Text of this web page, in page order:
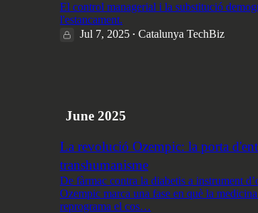
El control managerial i la substitució
l'estancament.
Jul 7, 2025 • Catalunya TechBiz
June 2025
La revolució Ozempic: la porta
transhumanisme
De fàrmac contra la diabetis a instrument
Ozempic marca una fase en què la
reprograma el cos…